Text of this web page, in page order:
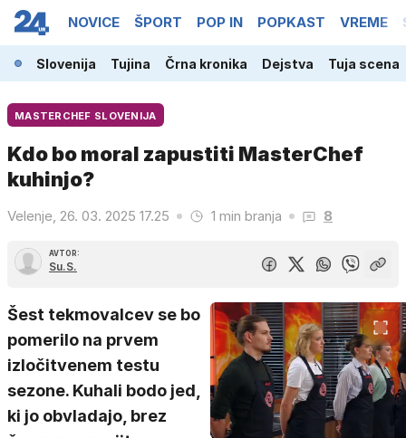
NOVICE ŠPORT POP IN POPKAST VREME
Slovenija Tujina Črna kronika Dejstva Tuja scena
MASTERCHEF SLOVENIJA
Kdo bo moral zapustiti MasterChef
kuhinjo?
Velenje, 26. 03. 2025 17.25 1 min branja 8
AVTOR:
Su.S.
Šest tekmovalcev se bo
pomerilo na prvem
izločitvenem testu
sezone. Kuhali bodo jed,
ki jo obvladajo, brez